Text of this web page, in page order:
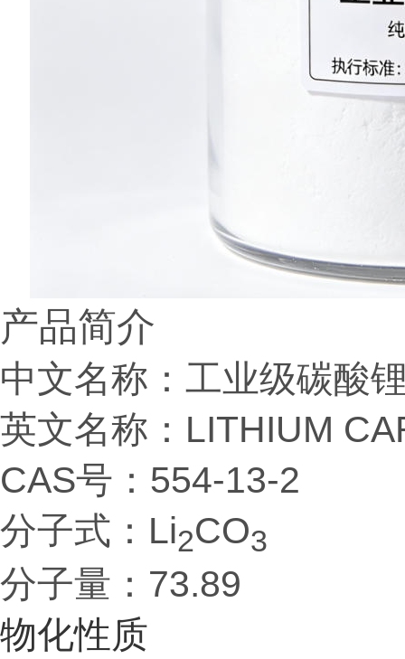
产品简介
中文名称：工业级碳酸
英文名称：LITHIUM
CAS号：554-13-2
分子式：Li2CO3
分子量： 73.89
物化性质